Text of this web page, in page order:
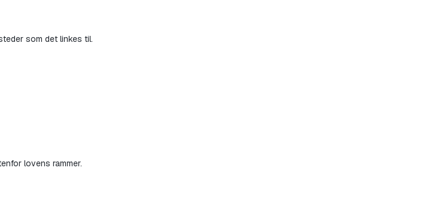
som det linkes til.
lovens rammer.